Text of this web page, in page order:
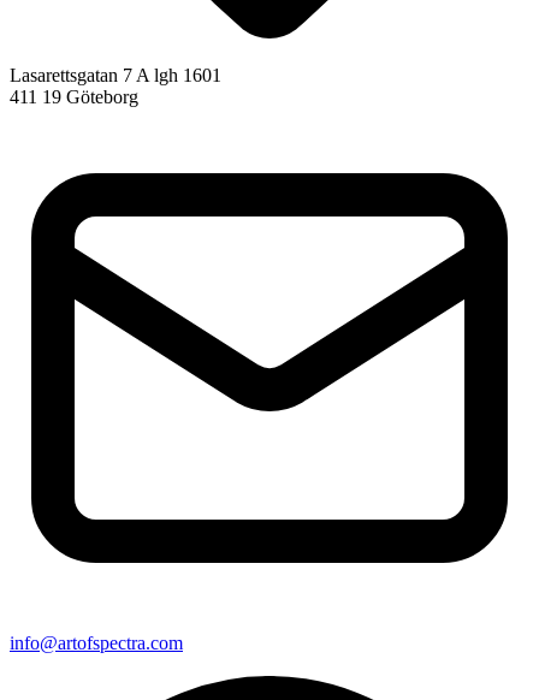
Lasarettsgatan 7 A lgh 1601
411 19 Göteborg
info@artofspectra.com